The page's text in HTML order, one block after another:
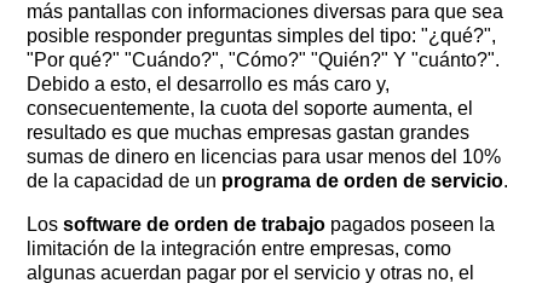
más pantallas con informaciones diversas para que sea
posible responder preguntas simples del tipo: "¿qué?", ​​
"Por qué?" "Cuándo?", "Cómo?" "Quién?" Y "cuánto?".
Debido a esto, el desarrollo es más caro y,
consecuentemente, la cuota del soporte aumenta, el
resultado es que muchas empresas gastan grandes
sumas de dinero en licencias para usar menos del 10%
de la capacidad de un programa de orden de servicio.
Lossoftware de orden de trabajo pagados poseen la
limitación de la integración entre empresas, como
algunas acuerdan pagar por el servicio y otras no, el